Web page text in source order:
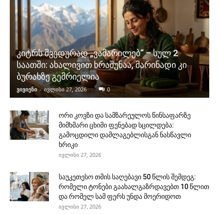
კიტრს შვედურად „ვამარილებ“ – სულ 2
საათში: ახალივით ხრაშუნაა, მარინადი კი
ბურახზე გემრიელია
ვივიენი - ივლისი 27, 2026 0
ორი კოვზი და სამზარეულოს წინსაფარზე
მიმხმარი ცხიმი ფენებად სცილდება:
გამოცდილი დამლაგებლისგან ნასწავლი
ხრიკი
ივლისი 27, 2026
საუკეთესო თმის საღებავი 50 წლის შემდეგ:
რომელი ტონები გაახალგაზრდავებთ 10 წლით
და რომელ სამ ფერს უნდა მოერიდოთ
ივლისი 27, 2026